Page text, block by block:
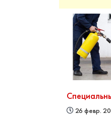
26 февр.